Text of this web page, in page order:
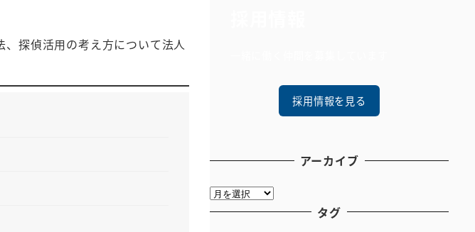
探偵活用の考え方について法人
採用情報を見る
アーカイブ
ア
ー
タグ